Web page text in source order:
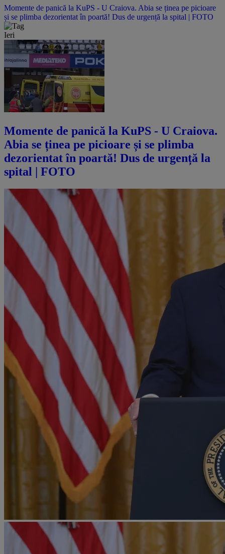
Momente de panică la KuPS - U Craiova. Abia se ținea pe picioare
și se plimba dezorientat în poartă! Dus de urgență la spital | FOTO
Ieri
Momente de panică la KuPS - U Craiova.
Abia se ținea pe picioare și se plimba
dezorientat în poartă! Dus de urgență la
spital | FOTO